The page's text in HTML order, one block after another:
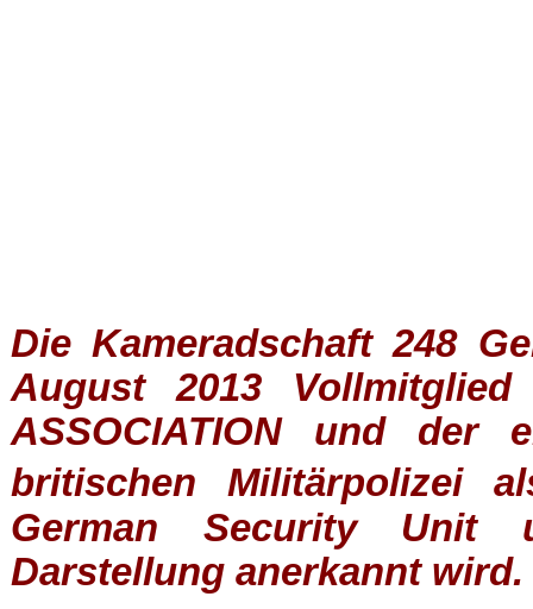
Die Kameradschaft 248
August 2013
ASSOCIATIONund der
britischen
Militärpolizei
German Security Unit
Darstellung anerkannt wird.